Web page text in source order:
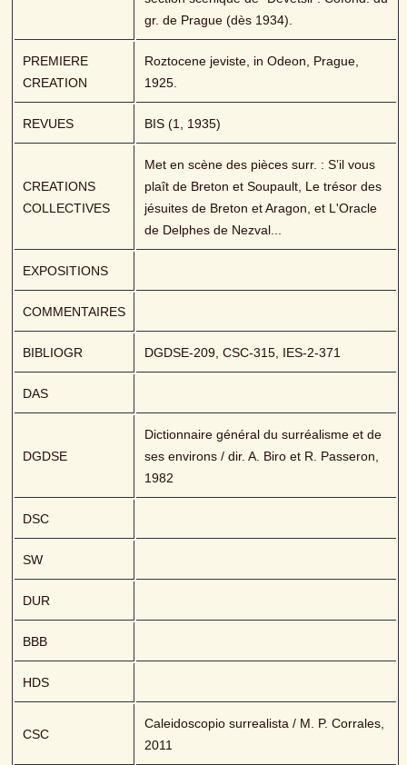
gr. de Prague (dès 1934).
PREMIERE
CREATION
Roztocene jeviste, in Odeon, Prague,
1925.
REVUES BIS (1, 1935)
CREATIONS
COLLECTIVES
Met en scène des pièces surr. : S’il vous
plaît de Breton et Soupault, Le trésor des
jésuites de Breton et Aragon, et L'Oracle
de Delphes de Nezval...
EXPOSITIONS
COMMENTAIRES
BIBLIOGR DGDSE-209, CSC-315, IES-2-371
DAS
DGDSE
Dictionnaire général du surréalisme et de
ses environs / dir. A. Biro et R. Passeron,
1982
DSC
SW
DUR
BBB
HDS
CSC
Caleidoscopio surrealista / M. P. Corrales,
2011